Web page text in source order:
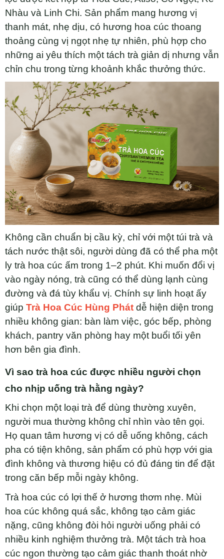
Nhàu và Linh Chi. Sản phẩm mang hương vị
thanh mát, nhẹ dịu, có hương hoa cúc thoang
thoảng cùng vị ngọt nhẹ tự nhiên, phù hợp cho
những ai yêu thích một tách trà giản dị nhưng vẫn
chỉn chu trong từng khoảnh khắc thưởng thức.
Không cần chuẩn bị cầu kỳ, chỉ với một túi trà và
tách nước thật sôi, người dùng đã có thể pha một
ly trà hoa cúc ấm trong 1–2 phút. Khi muốn đổi vị
vào ngày nóng, trà cũng có thể dùng lạnh cùng
đường và đá tùy khẩu vị. Chính sự linh hoạt ấy
giúp Trà Hoa Cúc Hùng Phát dễ hiện diện trong
nhiều không gian: bàn làm việc, góc bếp, phòng
khách, pantry văn phòng hay một buổi tối yên
hơn bên gia đình.
Vì sao trà hoa cúc được nhiều người chọn
cho nhịp uống trà hằng ngày?
Khi chọn một loại trà để dùng thường xuyên,
người mua thường không chỉ nhìn vào tên gọi.
Họ quan tâm hương vị có dễ uống không, cách
pha có tiện không, sản phẩm có phù hợp với gia
đình không và thương hiệu có đủ đáng tin để đặt
trong căn bếp mỗi ngày không.
Trà hoa cúc có lợi thế ở hương thơm nhẹ. Mùi
hoa cúc không quá sắc, không tạo cảm giác
nặng, cũng không đòi hỏi người uống phải có
nhiều kinh nghiệm thưởng trà. Một tách trà hoa
cúc ngon thường tạo cảm giác thanh thoát nhờ